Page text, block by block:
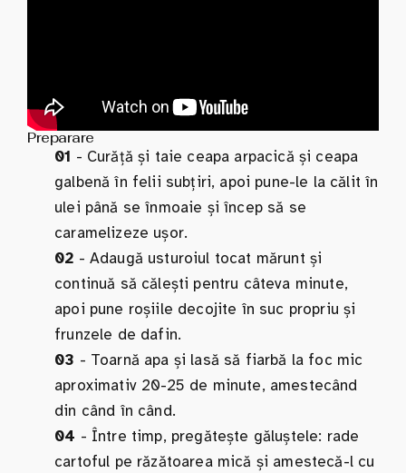
Preparare
01 - Curăță și taie ceapa arpacică și ceapa
galbenă în felii subțiri, apoi pune-le la călit în
ulei până se înmoaie și încep să se
caramelizeze ușor.
02 - Adaugă usturoiul tocat mărunt și
continuă să călești pentru câteva minute,
apoi pune roșiile decojite în suc propriu și
frunzele de dafin.
03 - Toarnă apa și lasă să fiarbă la foc mic
aproximativ 20-25 de minute, amestecând
din când în când.
04 - Între timp, pregătește găluștele: rade
cartoful pe răzătoarea mică și amestecă-l cu